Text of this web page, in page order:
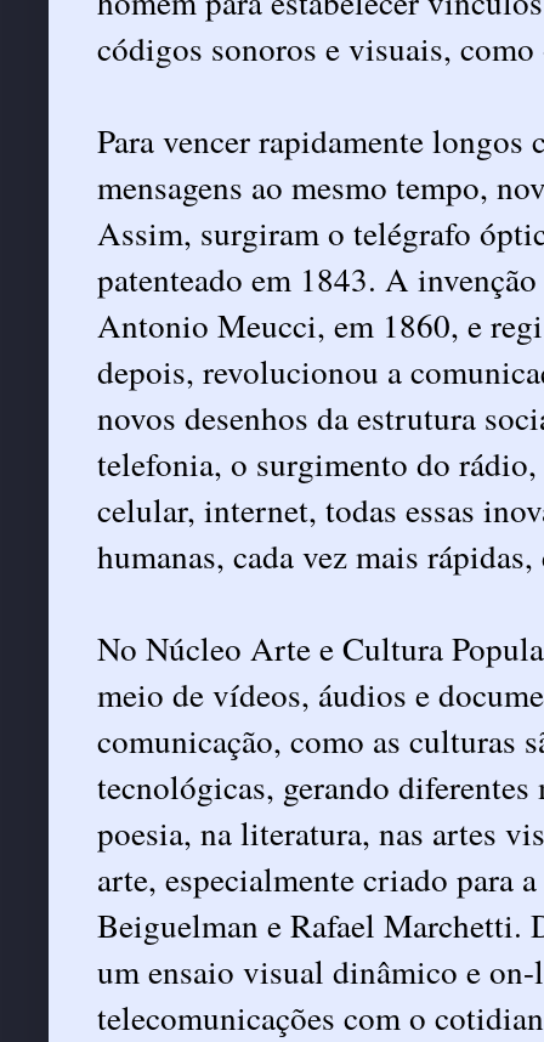
códigos sonoros e visuais,
Para vencer rapidamente longos
mensagens ao mesmo tempo,
Assim, surgiram o telégrafo
patenteado em 1843. A
Antonio Meucci, em 1860, e
depois, revolucionou a
novos desenhos da estrutura
telefonia, o surgimento do
celular, internet, todas essas
humanas, cada vez mais
No Núcleo Arte e Cultura
meio de vídeos, áudios e
comunicação, como as culturas
tecnológicas, gerando diferentes
poesia, na literatura, nas artes
arte, especialmente criado para
Beiguelman e Rafael Marchetti.
um ensaio visual dinâmico e on-
telecomunicações com o